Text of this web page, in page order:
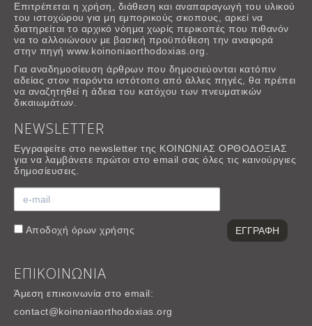
Επιτρέπεται η χρήση, διάθεση και αναπαραγωγή του υλικού
του ιστοχώρου για μη εμπορικούς σκοπους, αρκεί να
διατηρείται το αρχικό νόημα χωρίς περικοπές που πιθανόν
να το αλλοιώνουν με βασική προϋπόθεση την αναφορά
στην πηγή www.koinoniaorthodoxias.org.
Για αναδημοσίευση άρθρων που δημοσιεύονται κατόπιν
αδείας στον παρόντα ιστότοπο από άλλες πηγές, θα πρέπει
να αναζητηθεί η άδεια του κατόχου των πνευματικών
δικαιωμάτων.
NEWSLETTER
Εγγραφείτε στο newsletter της ΚΟΙΝΩΝΙΑΣ ΟΡΘΟΔΟΞΙΑΣ
για να λαμβάνετε πρώτοι στο email σας όλες τις καινούργιες
δημοσίευσεις.
Αποδοχή όρων χρήσης
ΕΠΙΚΟΙΝΩΝΙΑ
Άμεση επικοινωνία στο email:
contact@koinoniaorthodoxias.org